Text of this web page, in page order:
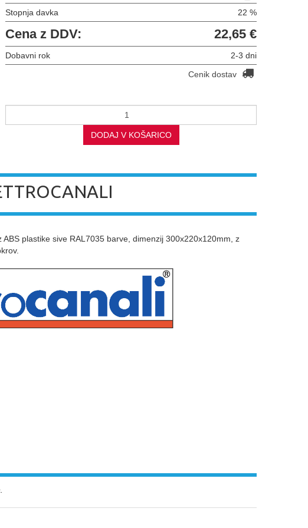
Stopnja davka 22 %
Cena z DDV: 22,65 €
Dobavni rok
2-3 dni
Cenik dostav
DODAJ V KOŠARICO
plastike sive RAL7035 barve, dimenzij 300x220x120mm, z